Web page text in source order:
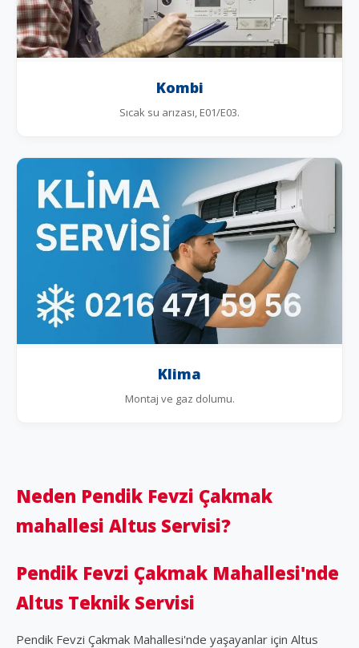
Kombi
Sıcak su arızası, E01/E03.
Klima
Montaj ve gaz dolumu.
Neden Pendik Fevzi Çakmak
mahallesi Altus Servisi?
Pendik Fevzi Çakmak Mahallesi'nde
Altus Teknik Servisi
Pendik Fevzi Çakmak Mahallesi'nde yaşayanlar için Altus